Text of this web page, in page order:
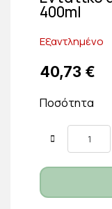
400ml
Εξαντλημένο
40,73 €
Ποσότητα